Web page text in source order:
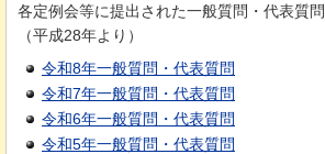
各定例会等に提出された一般質問・代表質問
（平成28年より）
令和8年一般質問・代表質問
令和7年一般質問・代表質問
令和6年一般質問・代表質問
令和5年一般質問・代表質問